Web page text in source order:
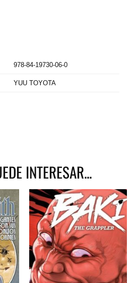
978-84-19730-06-0
YUU TOYOTA
INTERESAR...